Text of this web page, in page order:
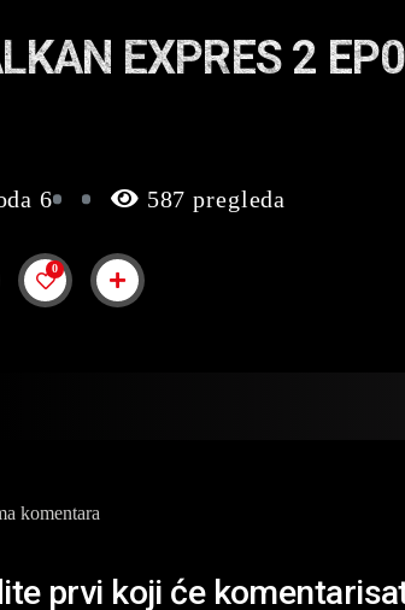
EXPRES 2
6 587 pregleda
0
komentara
prvi koji će